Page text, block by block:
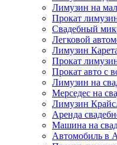
Лимузин на
Прокат
Свадебный
Легковой
Лимузин
Прокат
Прокат авто с
Лимузин на
Мерседес на
Лимузин
Аренда
Машина на
Автомобиль в